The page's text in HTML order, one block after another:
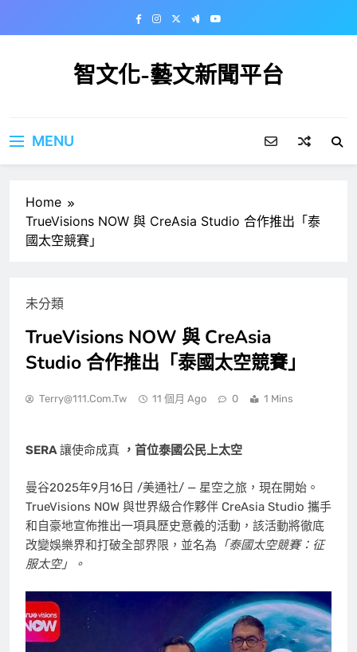
智文化-藝文新聞平台
MENU
Home
TrueVisions NOW 與 CreAsia Studio 合作推出「泰
國太空競賽」
未分類
TrueVisions NOW 與 CreAsia
Studio 合作推出「泰國太空競賽」
Terry@111.com.tw 11 個月 Ago 0 1 Mins
SERA讓使命成真 ，首位泰國公民上太空
曼谷2025年9月16日 /美通社/ — 星空之旅，現在開始。
TrueVisions NOW 與世界級合作夥伴 CreAsia Studio 攜手
和自豪地宣佈推出一項具歷史意義的活動，該活動將徹底
改變娛樂界和打破全部界限，並名為 「泰國太空競賽：征
服太空」。